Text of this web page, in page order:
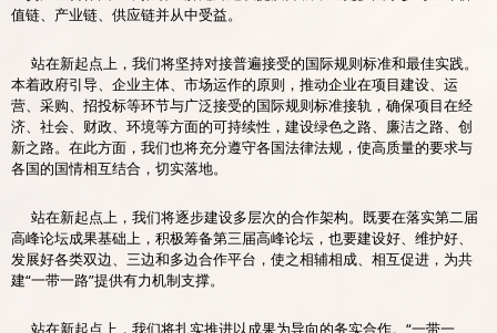
值链、产业链、供应链并从中受益。
站在新起点上，我们将坚持对接普遍接受的国际规则标准和最佳实践。
本着政府引导、企业主体、市场运作的原则，推动企业在项目建设、运
营、采购、招投标等环节与广泛接受的国际规则标准接轨，确保项目在经
济、社会、财政、环境等方面的可持续性，建设绿色之路、廉洁之路、创
新之路。在此方面，我们也将充分遵守各国法律法规，使高质量的要求与
各国的国情相互结合，切实落地。
站在新起点上，我们将逐步建设多层次的合作架构。既要在落实第二届
高峰论坛成果基础上，积极筹备第三届高峰论坛，也要建设好、维护好、
发展好各类双边、三边和多边合作平台，使之相辅相成、相互促进，为共
建“一带一路”提供有力机制支撑。
站在新起点上，我们将扎实推进以成果为导向的务实合作。“一带一